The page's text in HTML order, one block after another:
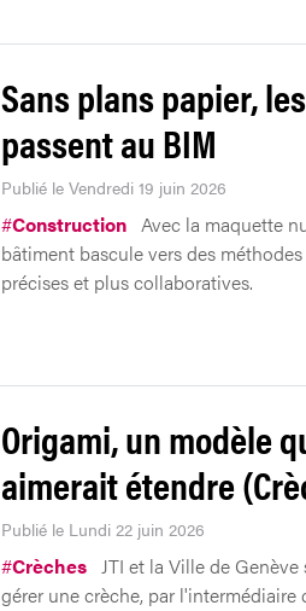
Sans plans papier,
passent au BIM
Publié le Vendredi 19 juin 2026
#Construction Avec la maquette
bâtiment bascule vers des
précises et plus collaboratives.
Origami, un modèle
aimerait étendre
Publié le Lundi 22 juin 2026
#Crèches
JTI et la Ville de
gérer une crèche, par l'intermédiaire